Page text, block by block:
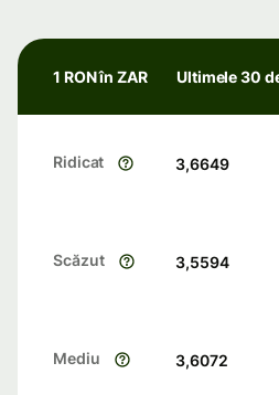
1 RON în ZAR Ultimele 30
Ridicat 3,6649
Scăzut 3,5594
Mediu 3,6072